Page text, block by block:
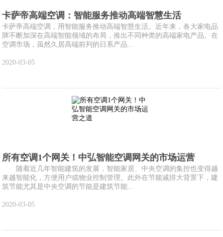
卡萨帝高端空调：智能服务推动高端智慧生活
卡萨帝高端空调，用智能服务推动高端智慧生活。近年来，各大家电品
牌不断加深在高端智能领域的布局，推出不同种类的高端家电产品。在
空调市场，虽然久居高端前列的日系产品...
2020-03-05
所有空调1个网关！中弘智能空调网关的市场运营
随着近几年智能建筑的发展，智能家居、中央空调的集控也变得越
来越智能化，方便用户或物业控制管理。此外在节能减排大背景下，建
筑节能尤其是中央空调的节能是建筑节能...
2020-03-05